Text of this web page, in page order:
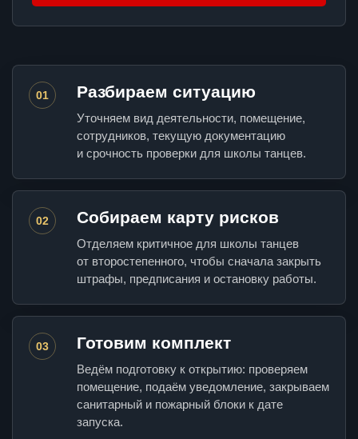
01 Разбираем ситуацию
Уточняем вид деятельности, помещение,
сотрудников, текущую документацию
и срочность проверки для школы танцев.
02 Собираем карту рисков
Отделяем критичное для школы танцев
от второстепенного, чтобы сначала закрыть
штрафы, предписания и остановку работы.
03 Готовим комплект
Ведём подготовку к открытию: проверяем
помещение, подаём уведомление, закрываем
санитарный и пожарный блоки к дате
запуска.